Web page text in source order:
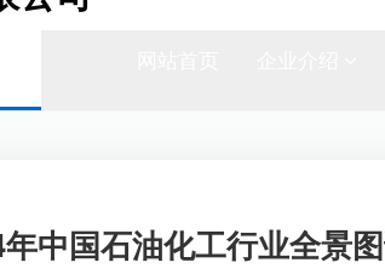
中国石油化工行业全景图